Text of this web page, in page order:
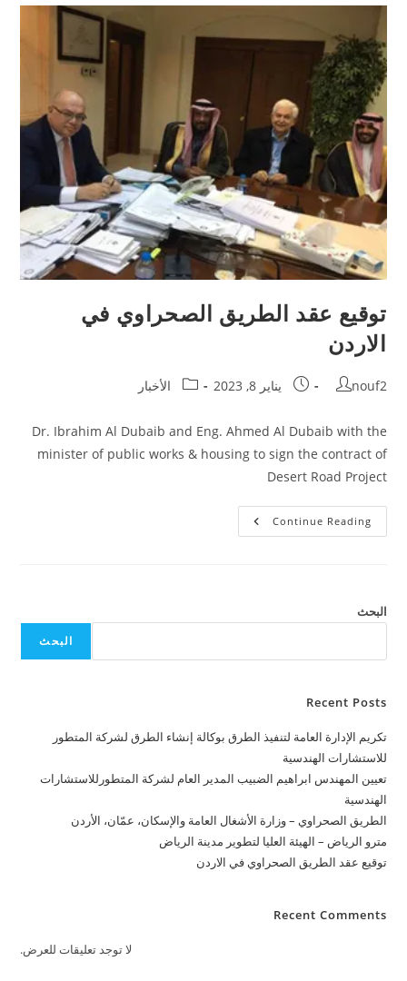
مدينة
توقيع عقد الطريق الصحراوي في
الاردن
Post
nouf2
Post
يناير 8, 2023
Post
الأخبار
Dr. Ibrahim Al Dubaib and Eng. Ahmed Al Dubaib with the
minister of public works & housing to sign the contract of
Desert Road Project
Continue Readingتوقيع
عقد
البحث
البحث
Recent Posts
تكريم الإدارة العامة لتنفيذ الطرق بوكالة إنشاء الطرق لشركة المتطور
للاستشارات الهندسية
تعيين المهندس ابراهيم الضبيب المدير العام لشركة المتطورللاستشارات
الهندسية
الطريق الصحراوي – وزارة الأشغال العامة والإسكان، عمّان، الأردن
مترو الرياض – الهيئة العليا لتطوير مدينة الرياض
توقيع عقد الطريق الصحراوي في الاردن
Recent Comments
لا توجد تعليقات للعرض.